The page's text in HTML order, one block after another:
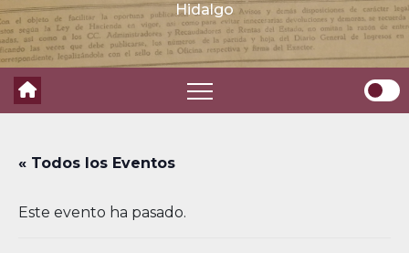
Hidalgo
« Todos los Eventos
Este evento ha pasado.